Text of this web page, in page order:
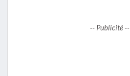
-- Publicité --